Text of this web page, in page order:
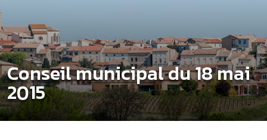
Conseil municipal du 18 mai
2015